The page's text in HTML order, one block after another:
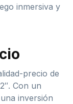
inmersiva y
precio de
Con un
inversión